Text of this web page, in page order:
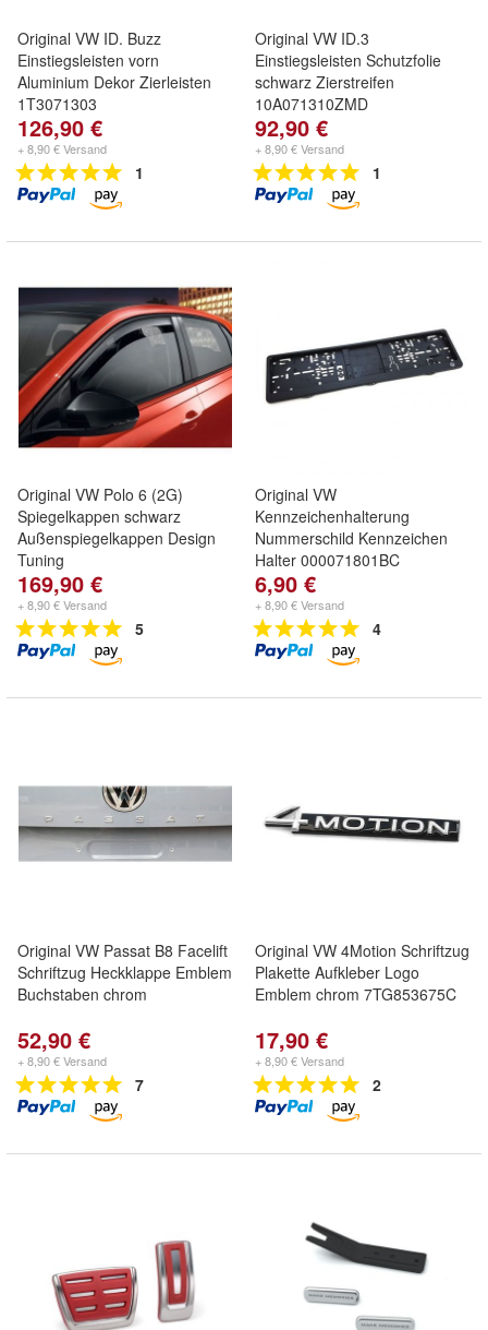
Original VW ID. Buzz
Einstiegsleisten vorn
Aluminium Dekor Zierleisten
1T3071303
126,90 €
+ 8,90 € Versand
1
Original VW ID.3
Einstiegsleisten Schutzfolie
schwarz Zierstreifen
10A071310ZMD
92,90 €
+ 8,90 € Versand
1
Original VW Polo 6 (2G)
Spiegelkappen schwarz
Außenspiegelkappen Design
Tuning
169,90 €
+ 8,90 € Versand
5
Original VW
Kennzeichenhalterung
Nummerschild Kennzeichen
Halter 000071801BC
6,90 €
+ 8,90 € Versand
4
Original VW Passat B8 Facelift
Schriftzug Heckklappe Emblem
Buchstaben chrom
52,90 €
+ 8,90 € Versand
7
Original VW 4Motion Schriftzug
Plakette Aufkleber Logo
Emblem chrom 7TG853675C
17,90 €
+ 8,90 € Versand
2